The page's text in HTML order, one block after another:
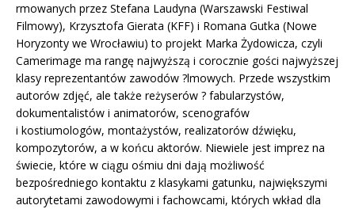
rmowanych przez Stefana Laudyna (Warszawski Festiwal
Filmowy), Krzysztofa Gierata (KFF) i Romana Gutka (Nowe
Horyzonty we Wrocławiu) to projekt Marka Żydowicza, czyli
Camerimage ma rangę najwyższą i corocznie gości najwyższej
klasy reprezentantów zawodów ?lmowych. Przede wszystkim
autorów zdjęć, ale także reżyserów ? fabularzystów,
dokumentalistów i animatorów, scenografów
i kostiumologów, montażystów, realizatorów dźwięku,
kompozytorów, a w końcu aktorów. Niewiele jest imprez na
świecie, które w ciągu ośmiu dni dają możliwość
bezpośredniego kontaktu z klasykami gatunku, największymi
autorytetami zawodowymi i fachowcami, których wkład dla